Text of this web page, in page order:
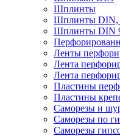
Шплинты
Шплинты DIN,
Шплинты DIN
Ленты
Лента
Лента
Пластины
Пластины
Саморезы и
Саморезы по
Саморезы